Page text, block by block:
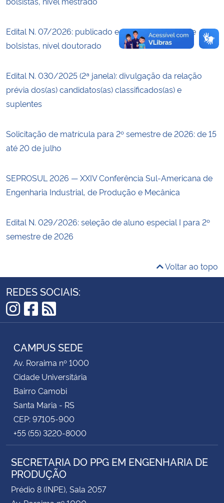
Edital N. 07/2026: publicado edital para seleção de
bolsistas, nível doutorado
Edital N. 030/2025 (2ª janela): divulgação da relação
prévia dos(as) candidatos(as) classificados(as) e
suplentes
Solicitação de matrícula para 2º semestre de 2026: de 15
até 20 de julho
SEPROSUL 2026 — XXIV Conferência Sul-Americana de
Engenharia Industrial, de Produção e Mecânica
Edital N. 029/2026: seleção de aluno especial I para 2º
semestre de 2026
Voltar ao topo
REDES SOCIAIS:
Instagram
Facebook
RSS
CAMPUS SEDE
Av. Roraima nº 1000
Cidade Universitária
Bairro Camobi
Santa Maria - RS
CEP: 97105-900
+55 (55) 3220-8000
SECRETARIA DO PPG EM ENGENHARIA DE
PRODUÇÃO
Prédio 8 (INPE), Sala 2057